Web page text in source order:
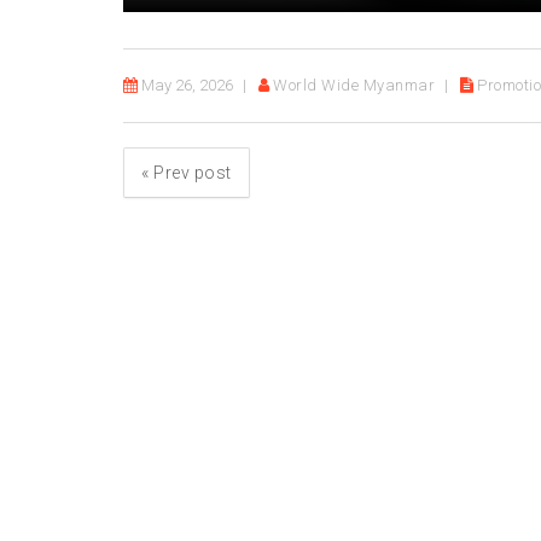
May 26, 2026 World Wide Myanmar
« Prev post